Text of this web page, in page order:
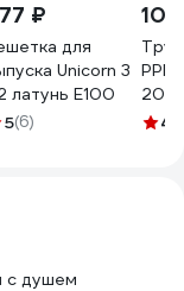
₽
для
Unicorn 3
латунь E100
5(6)
PPR
20,
4.3
с душем